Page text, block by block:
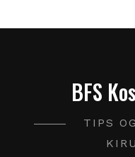
BFS
TIPS